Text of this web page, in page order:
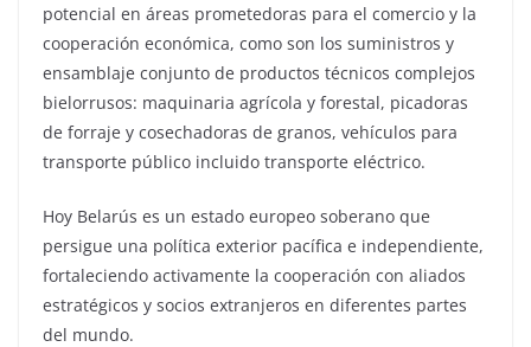
potencial en áreas prometedoras para el comercio y la
cooperación económica, como son los suministros y
ensamblaje conjunto de productos técnicos complejos
bielorrusos: maquinaria agrícola y forestal, picadoras
de forraje y cosechadoras de granos, vehículos para
transporte público incluido transporte eléctrico.
Hoy Belarús es un estado europeo soberano que
persigue una política exterior pacífica e independiente,
fortaleciendo activamente la cooperación con aliados
estratégicos y socios extranjeros en diferentes partes
del mundo.